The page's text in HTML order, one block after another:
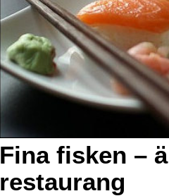
Fina fisken –
restaurang